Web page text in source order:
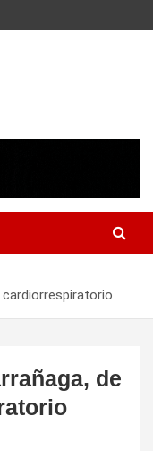
cardiorrespiratorio
de